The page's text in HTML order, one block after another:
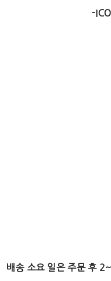
-
배송 소요 일은 주문 후